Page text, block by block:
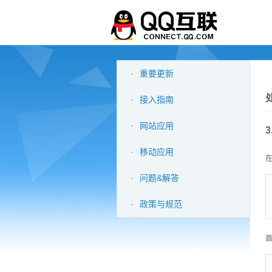
· 重要更新
· 接入指南
· 网站应用
· 移动应用
· 问题&解答
· 政策与规范